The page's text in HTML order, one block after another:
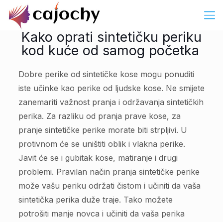
Kako oprati sintetičku periku
kod kuće od samog početka
Dobre perike od sintetičke kose mogu ponuditi
iste učinke kao perike od ljudske kose. Ne smijete
zanemariti važnost pranja i održavanja sintetičkih
perika. Za razliku od pranja prave kose, za
pranje sintetičke perike morate biti strpljivi. U
protivnom će se uništiti oblik i vlakna perike.
Javit će se i gubitak kose, matiranje i drugi
problemi. Pravilan način pranja sintetičke perike
može vašu periku održati čistom i učiniti da vaša
sintetička perika duže traje. Tako možete
potrošiti manje novca i učiniti da vaša perika